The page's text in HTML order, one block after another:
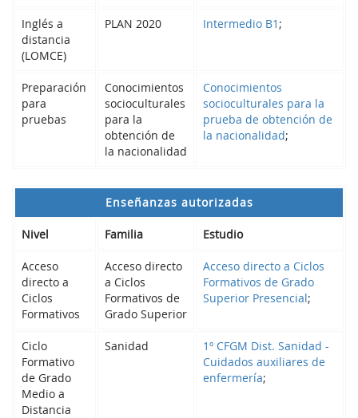
Inglés a
distancia
(LOMCE)
PLAN 2020 Intermedio B1 ;
Preparación
para
pruebas
Conocimientos
socioculturales
para la
obtención de
la nacionalidad
Conocimientos
socioculturales para la
prueba de obtención de
la nacionalidad;
Enseñanzas autorizadas
Nivel Familia Estudio
Acceso
directo a
Ciclos
Formativos
Acceso directo
a Ciclos
Formativos de
Grado Superior
Acceso directo a Ciclos
Formativos de Grado
Superior Presencial;
Ciclo
Formativo
de Grado
Medio a
Distancia
Sanidad
1º CFGM Dist. Sanidad -
Cuidados auxiliares de
enfermería;